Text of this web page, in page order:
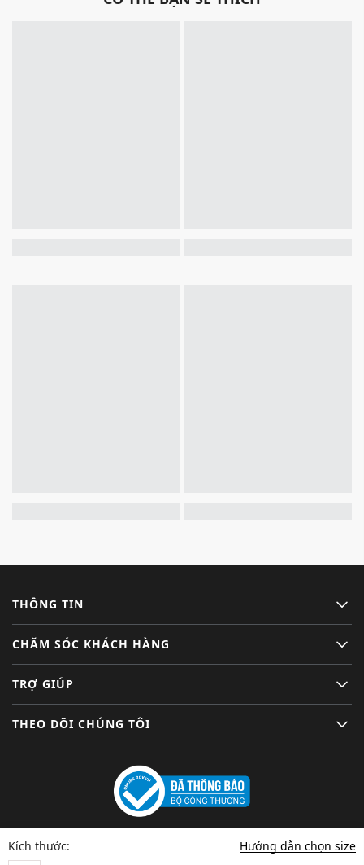
Kích thước: Hướng dẫn chọn size
THÔNG TIN
CHĂM SÓC KHÁCH HÀNG
TRỢ GIÚP
THEO DÕI CHÚNG TÔI